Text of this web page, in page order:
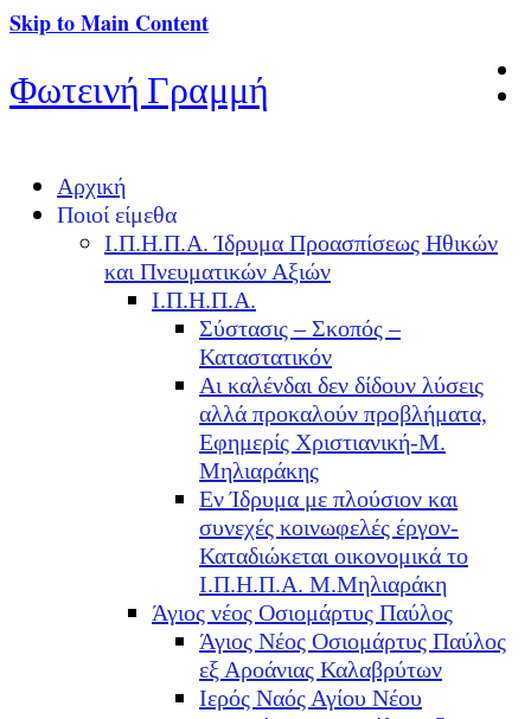
Skip to Main Content
Φωτεινή Γραμμή
Αρχική
Ποιοί είμεθα
Ι.Π.Η.Π.Α. Ίδρυμα Προασπίσεως Ηθικών
και Πνευματικών Αξιών
Ι.Π.Η.Π.Α.
Σύστασις – Σκοπός –
Καταστατικόν
Αι καλένδαι δεν δίδουν λύσεις
αλλά προκαλούν προβλήματα,
Εφημερίς Χριστιανική-Μ.
Μηλιαράκης
Εν Ίδρυμα με πλούσιον και
συνεχές κοινωφελές έργον-
Καταδιώκεται οικονομικά το
Ι.Π.Η.Π.Α. Μ.Μηλιαράκη
Άγιος νέος Οσιομάρτυς Παύλος
Άγιος Νέος Οσιομάρτυς Παύλος
εξ Αροάνιας Καλαβρύτων
Ιερός Ναός Αγίου Νέου